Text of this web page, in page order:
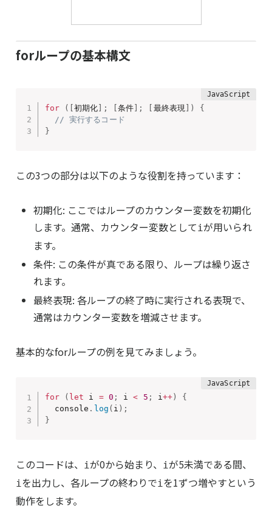
forループの基本構文
for ( [初期化 ; 条件 ; 最終表現 )
{
// 実行するコード
}
この3つの部分は以下のような役割を持っています：
初期化: ここではループのカウンター変数を初期化
します。通常、カウンター変数として iが用いられ
ます。
条件: この条件が真である限り、ループは繰り返さ
れます。
最終表現: 各ループの終了時に実行される表現で、
通常はカウンター変数を増減させます。
基本的なforループの例を見てみましょう。
for ( let i = 0 ; i < 5 ; i++ )
{
  console
. log ( i ) ;
}
このコードは、 iが0から始まり、 iが5未満である間、
iを出力し、各ループの終わりでiを1ずつ増やすという
動作をします。